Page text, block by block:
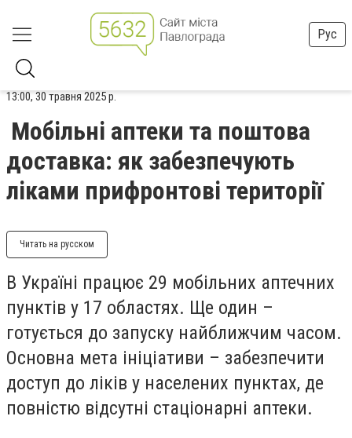
Рус
13:00, 30 травня 2025 р.
Мобільні аптеки та поштова
доставка: як забезпечують
ліками прифронтові території
Читать на русском
В Україні працює 29 мобільних аптечних
пунктів у 17 областях. Ще один –
готується до запуску найближчим часом.
Основна мета ініціативи – забезпечити
доступ до ліків у населених пунктах, де
повністю відсутні стаціонарні аптеки.